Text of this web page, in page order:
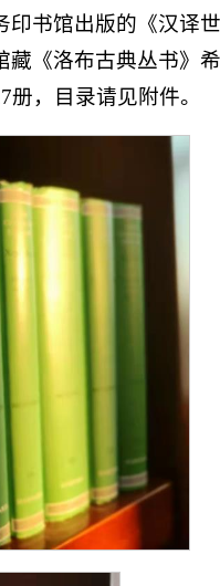
印书馆出版的《汉译
藏《洛布古典丛书》
，目录请见附件。